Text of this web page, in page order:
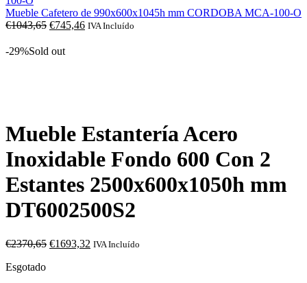
€1334,88.
Mueble Cafetero de 990x600x1045h mm CORDOBA MCA-100-O
€1043,65 O
original
€745,46OIVA Incluído
-29%Sold out
Mueble Estantería Acero
Inoxidable Fondo 600 Con 2
Estantes 2500x600x1050h mm
DT6002500S2
€2370,65 O
€1693,32 O
IVA Incluído
Esgotado